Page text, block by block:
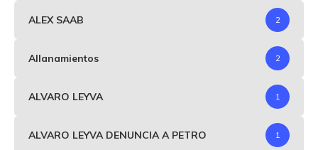
ALEX SAAB 2
Allanamientos 2
ALVARO LEYVA 1
ALVARO LEYVA DENUNCIA A PETRO 1